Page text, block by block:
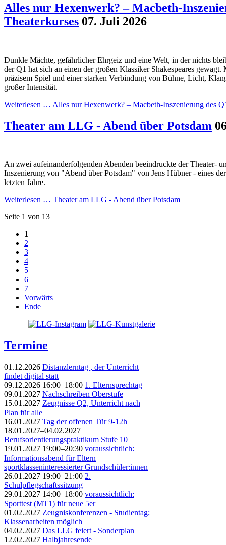
Alles nur Hexenwerk? – Macbeth-
Theaterkurses 07. Juli 2026
Dunkle Mächte, gefährlicher Ehrgeiz und eine Welt, in der nichts
der Q1 hat sich an einen der großen Klassiker Shakespeares
präzisem Spiel und einer starken Verbindung von Bühne, Licht,
großer Intensität.
Weiterlesen … Alles nur Hexenwerk? – Macbeth-Inszenierung des
Theater am LLG - Abend über Potsdam
An zwei aufeinanderfolgenden Abenden beeindruckte der Theater-
Inszenierung von "Abend über Potsdam" von Jens Hübner - eines
letzten Jahre.
Weiterlesen … Theater am LLG - Abend über Potsdam
Seite 1 von 13
1
2
3
4
5
6
7
Vorwärts
Ende
Termine
01.12.2026 Distanzlerntag , der Unterricht
findet digital statt
09.12.2026 16:00–18:00 1. Elternsprechtag
09.01.2027 Nachschreiben Oberstufe
15.01.2027 Zeugnisse Q2, Unterricht nach
Plan für alle
16.01.2027 Tag der offenen Tür 9-12h
18.01.2027–04.02.2027
Berufsorientierungspraktikum Stufe 10
19.01.2027 19:00–20:30 voraussichtlich:
Informationsabend für Eltern
sportklasseninteressierter Grundschüler:innen
26.01.2027 19:00–21:00 2.
Schulpflegschaftssitzung
29.01.2027 14:00–18:00 voraussichtlich:
Sporttest (MT1) für neue 5er
01.02.2027 Zeugniskonferenzen - Studientag;
Klassenarbeiten möglich
04.02.2027 Das LLG feiert - Sonderplan
12.02.2027 Halbjahresende